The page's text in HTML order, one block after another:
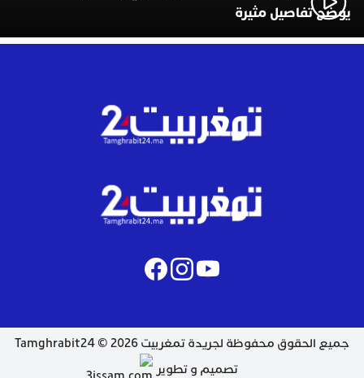
يوضح تفاصيل مثيرة
جميع الحقوق محفوظة لجريدة تمغربيت 2026 © Tamghrabit24
تصميم و تطوير